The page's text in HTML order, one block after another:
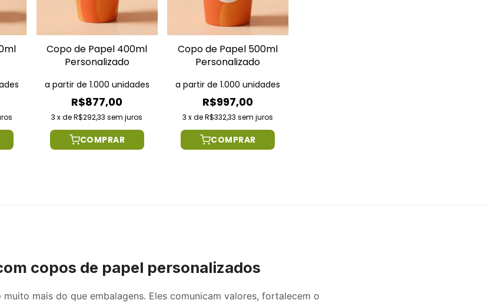
Copo de Papel 400ml
Personalizado
R$877,00
3 xdeR$292,33 sem juros
a partir de 1.000 unidades
COMPRAR
Copo de Papel 500ml
Personalizado
R$997,00
3 xdeR$332,33 sem juros
a partir de 1.000 unidades
COMPRAR
copos de papel personalizados
mais do que embalagens. Eles comunicam valores, fortalecem o